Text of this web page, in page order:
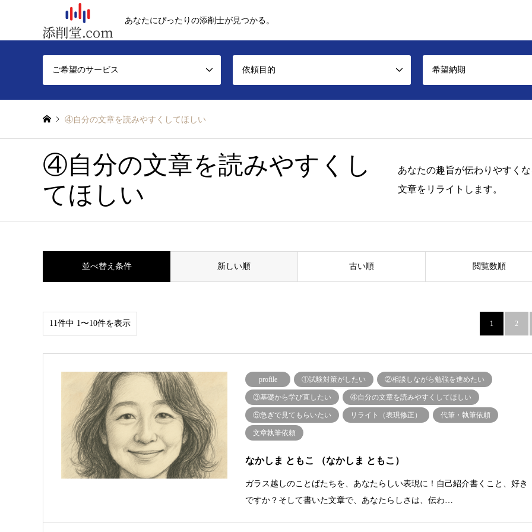
あなたにぴったりの添削士が見つかる。
ご希望のサービス 依頼目的 希望納期
④自分の文章を読みやすくしてほしい
④自分の文章を読みやすくし
てほしい
あなたの趣旨が伝わりやすく
文章をリライトします。
並べ替え条件 新しい順 古い順 閲覧数順
11件中 1〜10件を表示 1 2
profile ①試験対策がしたい ②相談しながら勉強を進めたい
③基礎から学び直したい ④自分の文章を読みやすくしてほしい
⑤急ぎで見てもらいたい リライト（表現修正） 代筆・執筆依頼
文章執筆依頼
なかしま ともこ （なかしま ともこ）
ガラス越しのことばたちを、あなたらしい表現に！自己紹介書くこと、好き
ですか？そして書いた文章で、あなたらしさは、伝わ…